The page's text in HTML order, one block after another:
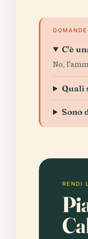
C'è
No,
Quali
Sono
RENDI